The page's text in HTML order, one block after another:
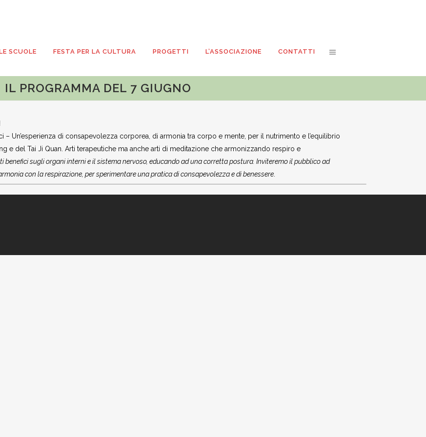
SCUOLE FESTA PER LA CULTURA PROGETTI L’ASSOCIAZIONE CONTATTI
IL PROGRAMMA DEL 7 GIUGNO
– Un’esperienza di consapevolezza corporea, di armonia tra corpo e mente, per il nutrimento e l’equilibrio
e del Tai Ji Quan. Arti terapeutiche ma anche arti di meditazione che armonizzando respiro e
benefici sugli organi interni e il sistema nervoso, educando ad una corretta postura. Inviteremo il pubblico ad
con la respirazione, per sperimentare una pratica di consapevolezza e di benessere